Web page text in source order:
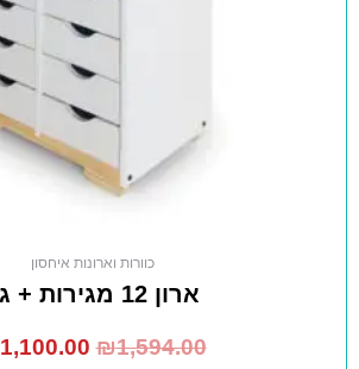
כוורות וארונות איחסון
ארון 12 מגירות + גל
₪1,594.00
1,100.00